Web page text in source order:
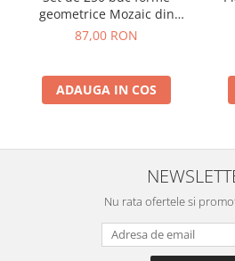
Matematica
Pregătire pentru școală
Secventialitate
Sortare si numarare
Mărgele de călcat HAMA
Margele HAMA MAXI
Mărgele HAMA MIDI
Mărgele HAMA MINI
geometrice Mozaic din
plastic
87,00 RON
ADAUGA IN COS
Nu rata ofertele si